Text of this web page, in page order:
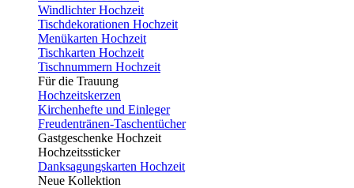
Windlichter Hochzeit
Tischdekorationen Hochzeit
Menükarten Hochzeit
Tischkarten Hochzeit
Tischnummern Hochzeit
Für die Trauung
Hochzeitskerzen
Kirchenhefte und Einleger
Freudentränen-Taschentücher
Gastgeschenke Hochzeit
Hochzeitssticker
Danksagungskarten Hochzeit
Neue Kollektion